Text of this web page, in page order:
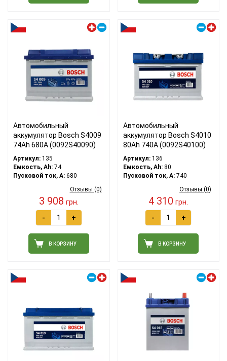
Автомобильный
аккумулятор Bosch S4009
74Ah 680A (0092S40090)
Артикул: 135
Емкость, Ah: 74
Пусковой ток, A: 680
Отзывы (0)
3 908 грн.
- +
В КОРЗИНУ
Автомобильный
аккумулятор Bosch S4010
80Ah 740A (0092S40100)
Артикул:136
Емкость, Ah:80
Пусковой ток, A:740
Отзывы (0)
4 310 грн.
- +
В КОРЗИНУ